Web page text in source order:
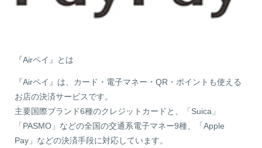
『Airペイ』とは
『Airペイ』は、カード・電子マネー・QR・ポイントも使える
お店の決済サービスです。
主要国際ブランド6種のクレジットカードと、「Suica」
「PASMO」などの全国の交通系電子マネー9種、「Apple
Pay」などの決済手段に対応しています。